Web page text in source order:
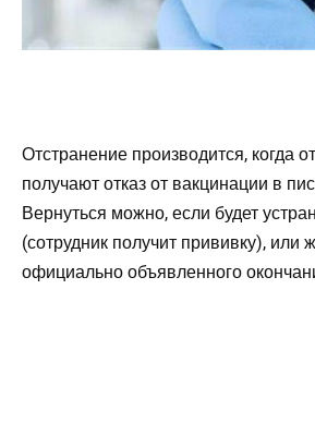
Отстранение производится, когда
получают отказ от вакцинации в
Вернуться можно, если будет
(сотрудник получит прививку), или
официально объявленного